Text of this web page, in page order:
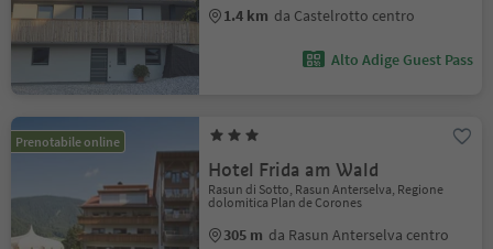
1.4 km da Castelrotto centro
Alto Adige Guest Pass
Prenotabile online
Hotel Frida am Wald
Rasun di Sotto, Rasun Anterselva, Regione
dolomitica Plan de Corones
305 m da Rasun Anterselva centro